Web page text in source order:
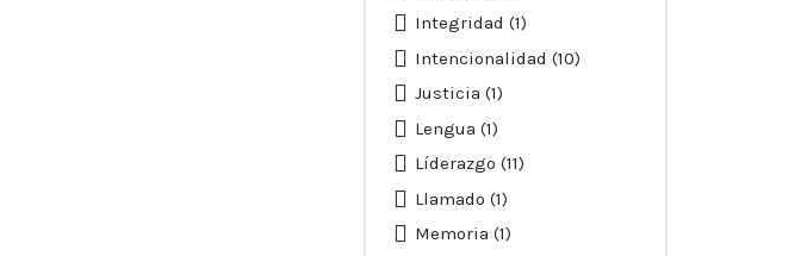
Integridad (1)
Intencionalidad (10)
Justicia (1)
Lengua (1)
Líderazgo (11)
Llamado (1)
Memoria (1)